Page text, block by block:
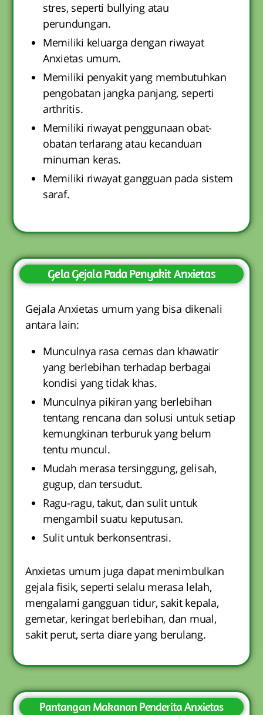
stres, seperti bullying atau
perundungan.
Memiliki keluarga dengan riwayat
Anxietas umum.
Memiliki penyakit yang membutuhkan
pengobatan jangka panjang, seperti
arthritis.
Memiliki riwayat penggunaan obat-
obatan terlarang atau kecanduan
minuman keras.
Memiliki riwayat gangguan pada sistem
saraf.
Gela Gejala Pada Penyakit Anxietas
Gejala Anxietas umum yang bisa dikenali
antara lain:
Munculnya rasa cemas dan khawatir
yang berlebihan terhadap berbagai
kondisi yang tidak khas.
Munculnya pikiran yang berlebihan
tentang rencana dan solusi untuk setiap
kemungkinan terburuk yang belum
tentu muncul.
Mudah merasa tersinggung, gelisah,
gugup, dan tersudut.
Ragu-ragu, takut, dan sulit untuk
mengambil suatu keputusan.
Sulit untuk berkonsentrasi.
Anxietas umum juga dapat menimbulkan
gejala fisik, seperti selalu merasa lelah,
mengalami gangguan tidur, sakit kepala,
gemetar, keringat berlebihan, dan mual,
sakit perut, serta diare yang berulang.
Pantangan Makanan Penderita Anxietas